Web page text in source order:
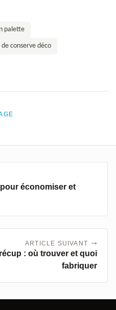
palette
conserve déco
économiser et
ARTICLE SUIVANT
: où trouver et quoi
fabriquer